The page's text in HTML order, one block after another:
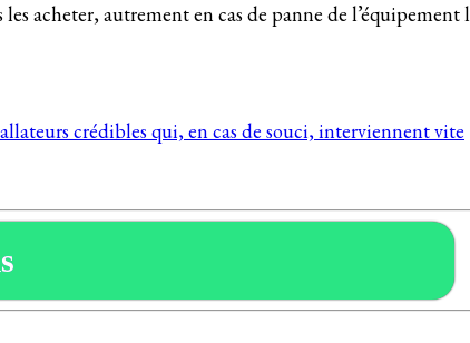
acheter, autrement en cas de panne de
crédibles qui, en cas de souci, interviennent vite